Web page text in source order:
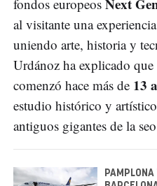
fondos europeos Next
al visitante una
uniendo arte, historia y
Urdánoz ha explicado
comenzó hace más de 13
estudio histórico y
antiguos gigantes de la